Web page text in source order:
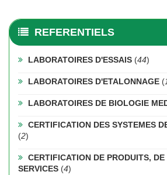
REFERENTIELS
LABORATOIRES D'ESSAIS (44)
LABORATOIRES D'ETALONNAGE (
LABORATOIRES DE BIOLOGIE
CERTIFICATION DES SYSTEMES
(2)
CERTIFICATION DE PRODUITS,
SERVICES (4)